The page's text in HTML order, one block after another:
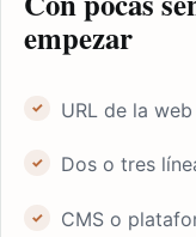
empezar
URL de la web
Dos o tres
CMS o